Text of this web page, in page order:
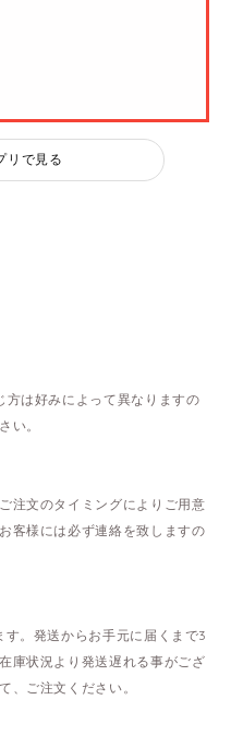
リで見る
方は好みによって異なりますの
い。
注文のタイミングによりご用意
客様には必ず連絡を致しますの
。発送からお手元に届くまで3
庫状況より発送遅れる事がござ
、ご注文ください。